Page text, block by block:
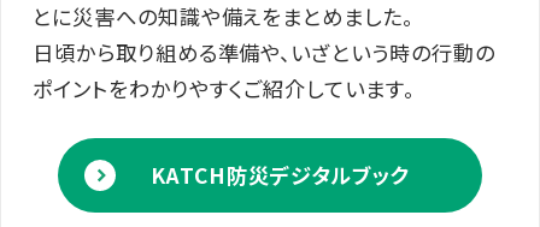
とに災害への知識や備えをまとめました。
日頃から取り組める準備や、いざという時の行動の
ポイントをわかりやすくご紹介しています。
KATCH防災デジタルブック